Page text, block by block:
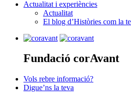
Actualitat i experiències
Actualitat
El blog d’Històries com la
Fundació corAvant
Vols rebre informació?
Digue’ns la teva